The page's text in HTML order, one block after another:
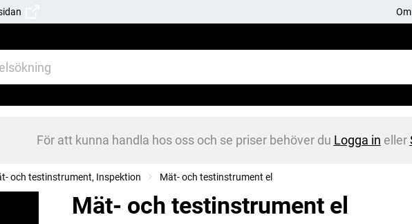
För att kunna handla hos oss och se priser behöver du Logga in eller
och testinstrument, Inspektion Mät- och testinstrument el
Mät- och testinstrument el